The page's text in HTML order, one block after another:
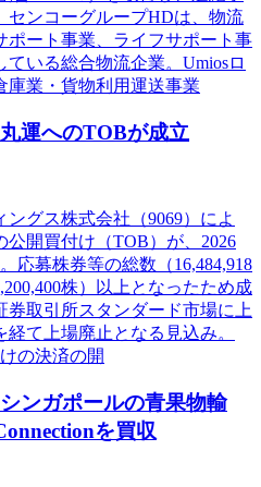
センコーグループHDは、物流
ポート事業、ライフサポート事
いる総合物流企業。Umiosロ
庫業・貨物利用運送事業
運へのTOBが成立
グス株式会社（9069）によ
公開買付け（TOB）が、2026
応募株券等の総数（16,484,918
株）以上となったため成
取引所スタンダード市場に上
て上場廃止となる見込み。
の決済の開
ンガポールの青果物輸
を買収